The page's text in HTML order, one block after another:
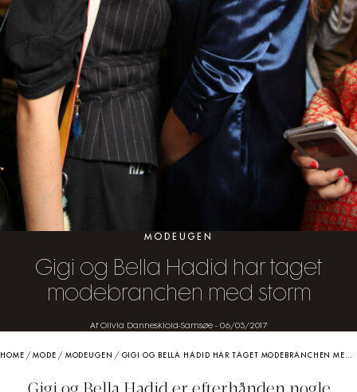
MODEUGEN
Gigi og Bella Hadid har taget
modebranchen med storm
Af Olivia Danneskiold-Samsøe- 06/03/2017
HOME /MODE / MODEUGEN / GIGI OG BELLA HADID HAR TAGET MODEBRANCHEN MED STORM